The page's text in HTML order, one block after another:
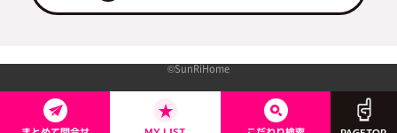
©SunRiHome